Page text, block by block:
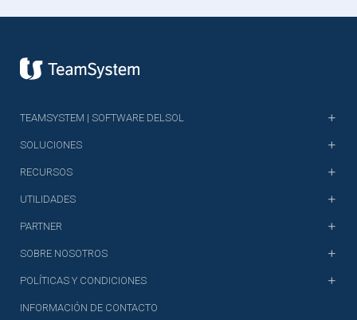
TEAMSYSTEM | SOFTWARE DELSOL
SOLUCIONES
RECURSOS
UTILIDADES
PARTNER
SOBRE NOSOTROS
INFORMACIÓN DE CONTACTO
POLÍTICAS Y CONDICIONES